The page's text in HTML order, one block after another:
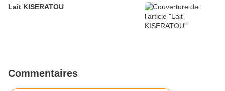
Lait KISERATOU
Commentaires